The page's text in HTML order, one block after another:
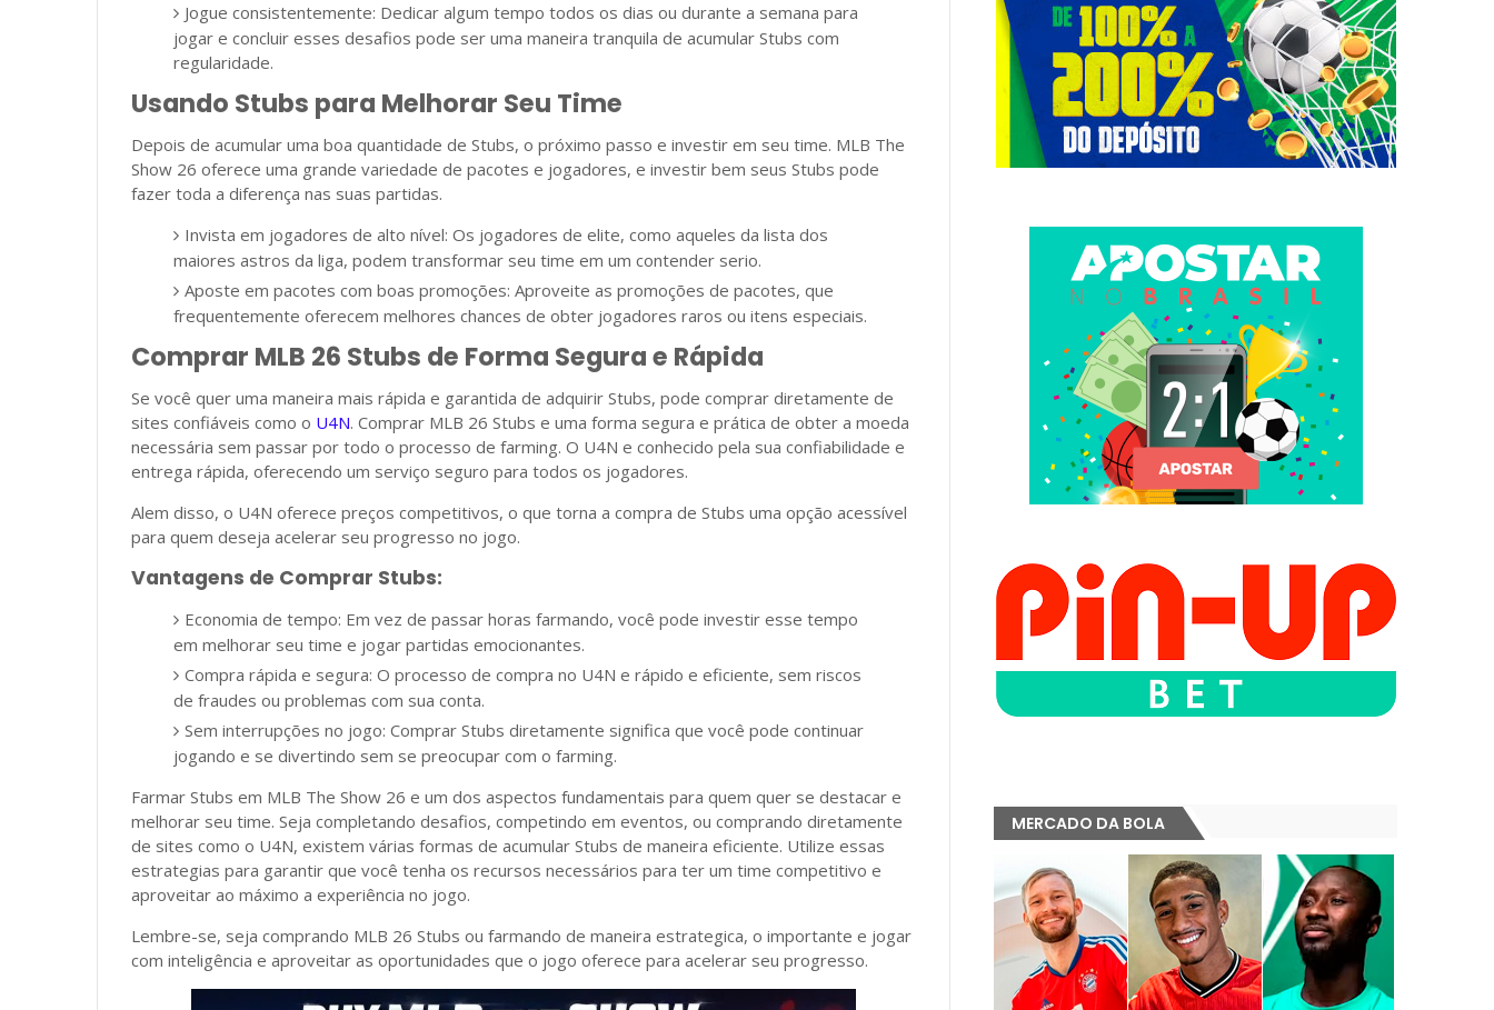
Jogue consistentemente: Dedicar algum tempo todos os dias ou durante a semana para
jogar e concluir esses desafios pode ser uma maneira tranquila de acumular Stubs com
regularidade.
Usando Stubs para Melhorar Seu Time
Depois de acumular uma boa quantidade de Stubs, o próximo passo e investir em seu time. MLB The
Show 26 oferece uma grande variedade de pacotes e jogadores, e investir bem seus Stubs pode
fazer toda a diferença nas suas partidas.
Invista em jogadores de alto nível: Os jogadores de elite, como aqueles da lista dos
maiores astros da liga, podem transformar seu time em um contender serio.
Aposte em pacotes com boas promoções: Aproveite as promoções de pacotes, que
frequentemente oferecem melhores chances de obter jogadores raros ou itens especiais.
Comprar MLB 26 Stubs de Forma Segura e Rápida
Se você quer uma maneira mais rápida e garantida de adquirir Stubs, pode comprar diretamente de
sites confiáveis como o U4N. Comprar MLB 26 Stubs e uma forma segura e prática de obter a moeda
necessária sem passar por todo o processo de farming. O U4N e conhecido pela sua confiabilidade e
entrega rápida, oferecendo um serviço seguro para todos os jogadores.
Alem disso, o U4N oferece preços competitivos, o que torna a compra de Stubs uma opção acessível
para quem deseja acelerar seu progresso no jogo.
Vantagens de Comprar Stubs:
Economia de tempo: Em vez de passar horas farmando, você pode investir esse tempo
em melhorar seu time e jogar partidas emocionantes.
Compra rápida e segura: O processo de compra no U4N e rápido e eficiente, sem riscos
de fraudes ou problemas com sua conta.
Sem interrupções no jogo: Comprar Stubs diretamente significa que você pode continuar
jogando e se divertindo sem se preocupar com o farming.
Farmar Stubs em MLB The Show 26 e um dos aspectos fundamentais para quem quer se destacar e
melhorar seu time. Seja completando desafios, competindo em eventos, ou comprando diretamente
de sites como o U4N, existem várias formas de acumular Stubs de maneira eficiente. Utilize essas
estrategias para garantir que você tenha os recursos necessários para ter um time competitivo e
aproveitar ao máximo a experiência no jogo.
Lembre-se, seja comprando MLB 26 Stubs ou farmando de maneira estrategica, o importante e jogar
com inteligência e aproveitar as oportunidades que o jogo oferece para acelerar seu progresso.
MERCADO DA BOLA